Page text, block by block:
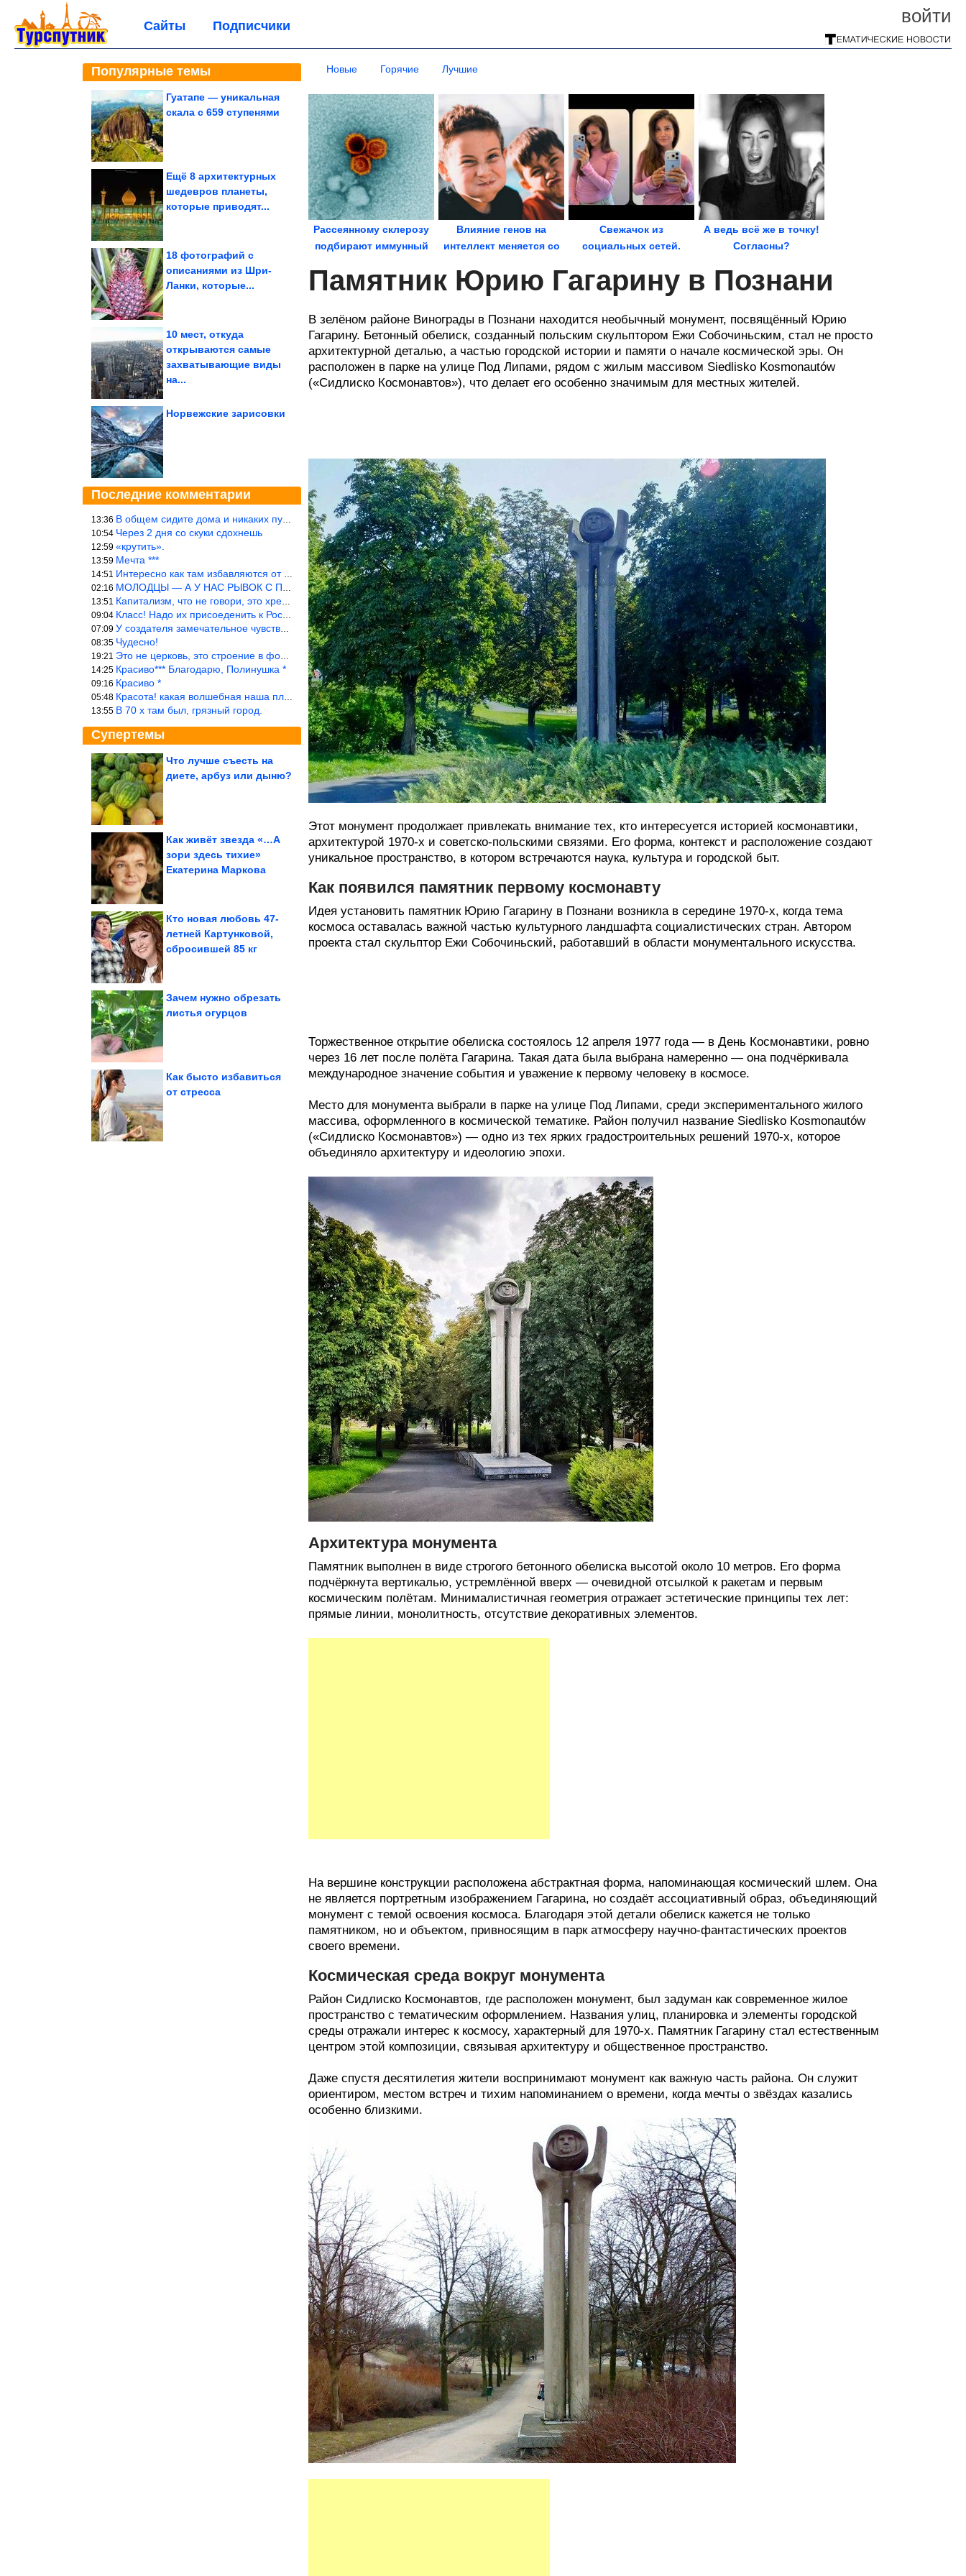
войти
Сайты Подписчики
Популярные темы
Гуатапе — уникальная
скала с 659 ступенями
Ещё 8 архитектурных
шедевров планеты,
которые приводят...
18 фотографий с
описаниями из Шри-
Ланки, которые...
10 мест, откуда
открываются самые
захватывающие виды
на...
Норвежские зарисовки
Последние комментарии
13:36 В общем сидите дома и никаких путешествий А самая грязная в от
10:54 Через 2 дня со скуки сдохнешь
12:59 «крутить».
13:59 Мечта ***
14:51 Интересно как там избавляются от физиологических и прочих отходо
02:16 МОЛОДЦЫ — А У НАС РЫВОК С ПРОРЫВОМ В ТРУБУ
13:51 Капитализм, что не говори, это хреново (((
09:04 Класс! Надо их присоеденить к России!
07:09 У создателя замечательное чувство юмора! ))
08:35 Чудесно!
19:21 Это не церковь, это строение в форме церкви.
14:25 Красиво*** Благодарю, Полинушка *
09:16 Красиво *
05:48 Красота! какая волшебная наша планета!… еще-бы, мы понимали это…
13:55 В 70 х там был, грязный город.
Супертемы
Директор ФБР заявляет
Что лучше съесть на
диете, арбуз или дыню?
Как живёт звезда «…А
зори здесь тихие»
Екатерина Маркова
Кто новая любовь 47-
летней Картунковой,
сбросившей 85 кг
Зачем нужно обрезать
листья огурцов
Как бысто избавиться
от стресса
Новые Горячие Лучшие
Рассеянному склерозу
подбирают иммунный
Влияние генов на
интеллект меняется со
Свежачок из
социальных сетей.
А ведь всё же в точку!
Согласны?
Памятник Юрию Гагарину в Познани
В зелёном районе Винограды в Познани находится необычный монумент, посвящённый Юрию
Гагарину. Бетонный обелиск, созданный польским скульптором Ежи Собочиньским, стал не просто
архитектурной деталью, а частью городской истории и памяти о начале космической эры. Он
расположен в парке на улице Под Липами, рядом с жилым массивом Siedlisko Kosmonautów
(«Сидлиско Космонавтов»), что делает его особенно значимым для местных жителей.
Этот монумент продолжает привлекать внимание тех, кто интересуется историей космонавтики,
архитектурой 1970-х и советско-польскими связями. Его форма, контекст и расположение создают
уникальное пространство, в котором встречаются наука, культура и городской быт.
Как появился памятник первому космонавту
Идея установить памятник Юрию Гагарину в Познани возникла в середине 1970-х, когда тема
космоса оставалась важной частью культурного ландшафта социалистических стран. Автором
проекта стал скульптор Ежи Собочиньский, работавший в области монументального искусства.
Торжественное открытие обелиска состоялось 12 апреля 1977 года — в День Космонавтики, ровно
через 16 лет после полёта Гагарина. Такая дата была выбрана намеренно — она подчёркивала
международное значение события и уважение к первому человеку в космосе.
Место для монумента выбрали в парке на улице Под Липами, среди экспериментального жилого
массива, оформленного в космической тематике. Район получил название Siedlisko Kosmonautów
(«Сидлиско Космонавтов») — одно из тех ярких градостроительных решений 1970-х, которое
объединяло архитектуру и идеологию эпохи.
Архитектура монумента
Памятник выполнен в виде строгого бетонного обелиска высотой около 10 метров. Его форма
подчёркнута вертикалью, устремлённой вверх — очевидной отсылкой к ракетам и первым
космическим полётам. Минималистичная геометрия отражает эстетические принципы тех лет:
прямые линии, монолитность, отсутствие декоративных элементов.
На вершине конструкции расположена абстрактная форма, напоминающая космический шлем. Она
не является портретным изображением Гагарина, но создаёт ассоциативный образ, объединяющий
монумент с темой освоения космоса. Благодаря этой детали обелиск кажется не только
памятником, но и объектом, привносящим в парк атмосферу научно-фантастических проектов
своего времени.
Космическая среда вокруг монумента
Район Сидлиско Космонавтов, где расположен монумент, был задуман как современное жилое
пространство с тематическим оформлением. Названия улиц, планировка и элементы городской
среды отражали интерес к космосу, характерный для 1970-х. Памятник Гагарину стал естественным
центром этой композиции, связывая архитектуру и общественное пространство.
Даже спустя десятилетия жители воспринимают монумент как важную часть района. Он служит
ориентиром, местом встреч и тихим напоминанием о времени, когда мечты о звёздах казались
особенно близкими.